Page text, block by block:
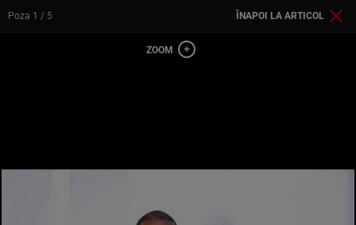
Poza 1 / 5 ÎNAPOI LA ARTICOL